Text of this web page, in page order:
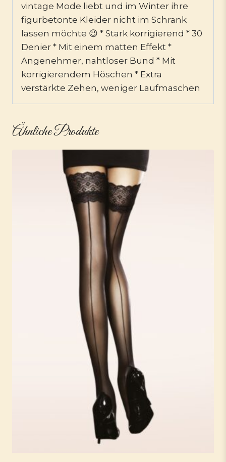
vintage Mode liebt und im Winter ihre
figurbetonte Kleider nicht im Schrank
lassen möchte 😉 * Stark korrigierend * 30
Denier * Mit einem matten Effekt *
Angenehmer, nahtloser Bund * Mit
korrigierendem Höschen * Extra
verstärkte Zehen, weniger Laufmaschen
Ähnliche Produkte